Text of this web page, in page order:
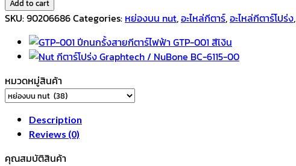
โปร่ง
/
NuBone
M147-
00
quantity
Add to cart
SKU:90206686Categories: หย่องบน nut,อะไหล่กีตาร์,อะไหล่กีตาร์โปร่ง,
หมวดหมู่สินค้า
Description
Reviews (0)
คุณสมบัติสินค้า